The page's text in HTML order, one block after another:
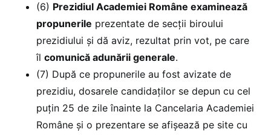
(6) Prezidiul Academiei Române examinează
propunerile prezentate de secții biroului
prezidiului și dă aviz, rezultat prin vot, pe care
îl comunică adunării generale.
(7) După ce propunerile au fost avizate de
prezidiu, dosarele candidaților se depun cu cel
puțin 25 de zile înainte la Cancelaria Academiei
Române și o prezentare se afișează pe site cu